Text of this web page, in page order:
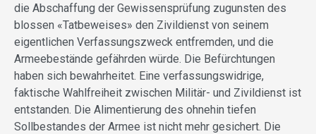
die Abschaffung der Gewissensprüfung zugunsten des
blossen «Tatbeweises» den Zivildienst von seinem
eigentlichen Verfassungszweck entfremden, und die
Armeebestände gefährden würde. Die Befürchtungen
haben sich bewahrheitet. Eine verfassungswidrige,
faktische Wahlfreiheit zwischen Militär- und Zivildienst ist
entstanden. Die Alimentierung des ohnehin tiefen
Sollbestandes der Armee ist nicht mehr gesichert. Die